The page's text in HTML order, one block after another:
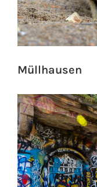
Müllhausen